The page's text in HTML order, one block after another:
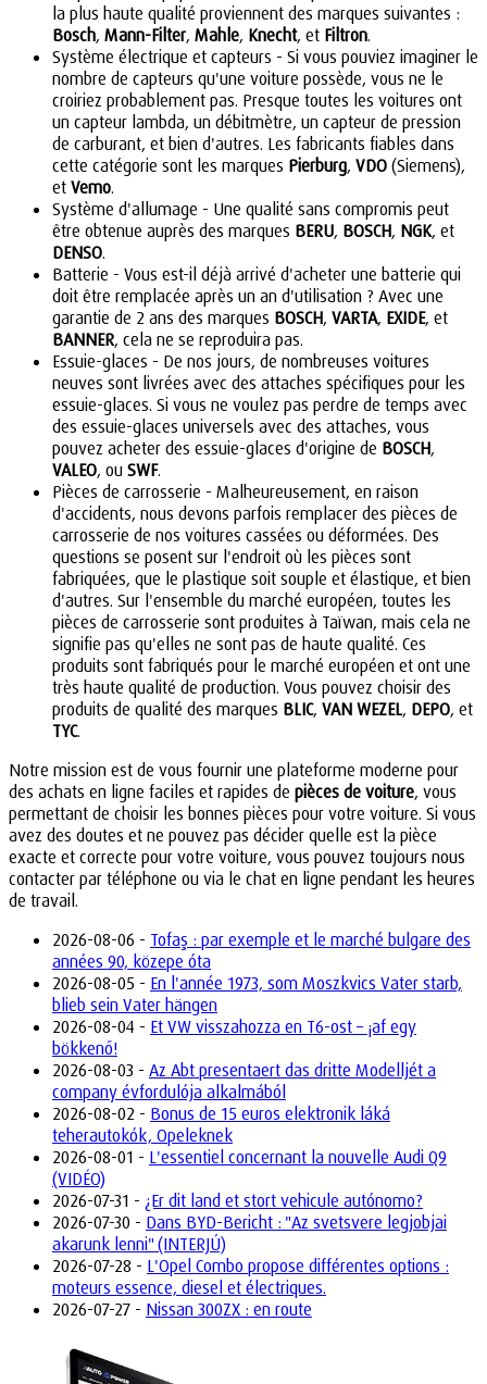
la plus haute qualité proviennent des marques suivantes :
Bosch, Mann-Filter, Mahle, Knecht, et Filtron.
Système électrique et capteurs - Si vous pouviez imaginer le
nombre de capteurs qu'une voiture possède, vous ne le
croiriez probablement pas. Presque toutes les voitures ont
un capteur lambda, un débitmètre, un capteur de pression
de carburant, et bien d'autres. Les fabricants fiables dans
cette catégorie sont les marques Pierburg, VDO (Siemens),
et Vemo.
Système d'allumage - Une qualité sans compromis peut
être obtenue auprès des marques BERU, BOSCH, NGK, et
DENSO.
Batterie - Vous est-il déjà arrivé d'acheter une batterie qui
doit être remplacée après un an d'utilisation ? Avec une
garantie de 2 ans des marques BOSCH, VARTA, EXIDE, et
BANNER, cela ne se reproduira pas.
Essuie-glaces - De nos jours, de nombreuses voitures
neuves sont livrées avec des attaches spécifiques pour les
essuie-glaces. Si vous ne voulez pas perdre de temps avec
des essuie-glaces universels avec des attaches, vous
pouvez acheter des essuie-glaces d'origine de BOSCH,
VALEO, ou SWF.
Pièces de carrosserie - Malheureusement, en raison
d'accidents, nous devons parfois remplacer des pièces de
carrosserie de nos voitures cassées ou déformées. Des
questions se posent sur l'endroit où les pièces sont
fabriquées, que le plastique soit souple et élastique, et bien
d'autres. Sur l'ensemble du marché européen, toutes les
pièces de carrosserie sont produites à Taïwan, mais cela ne
signifie pas qu'elles ne sont pas de haute qualité. Ces
produits sont fabriqués pour le marché européen et ont une
très haute qualité de production. Vous pouvez choisir des
produits de qualité des marques BLIC, VAN WEZEL, DEPO, et
TYC.
Notre mission est de vous fournir une plateforme moderne pour
des achats en ligne faciles et rapides de pièces de voiture, vous
permettant de choisir les bonnes pièces pour votre voiture. Si vous
avez des doutes et ne pouvez pas décider quelle est la pièce
exacte et correcte pour votre voiture, vous pouvez toujours nous
contacter par téléphone ou via le chat en ligne pendant les heures
de travail.
2026-08-06 - Tofaş : par exemple et le marché bulgare des
années 90, közepe óta
2026-08-05 - En l'année 1973, som Moszkvics Vater starb,
blieb sein Vater hängen
2026-08-04 - Et VW visszahozza en T6-ost – ¡af egy
bökkenő!
2026-08-03 - Az Abt presentaert das dritte Modelljét a
company évfordulója alkalmából
2026-08-02 - Bonus de 15 euros elektronik láká
teherautokók, Opeleknek
2026-08-01 - L'essentiel concernant la nouvelle Audi Q9
(VIDÉO)
2026-07-31 - ¿Er dit land et stort vehicule autónomo?
2026-07-30 - Dans BYD-Bericht : "Az svetsvere legjobjai
akarunk lenni" (INTERJÚ)
2026-07-28 - L'Opel Combo propose différentes options :
moteurs essence, diesel et électriques.
2026-07-27 - Nissan 300ZX : en route